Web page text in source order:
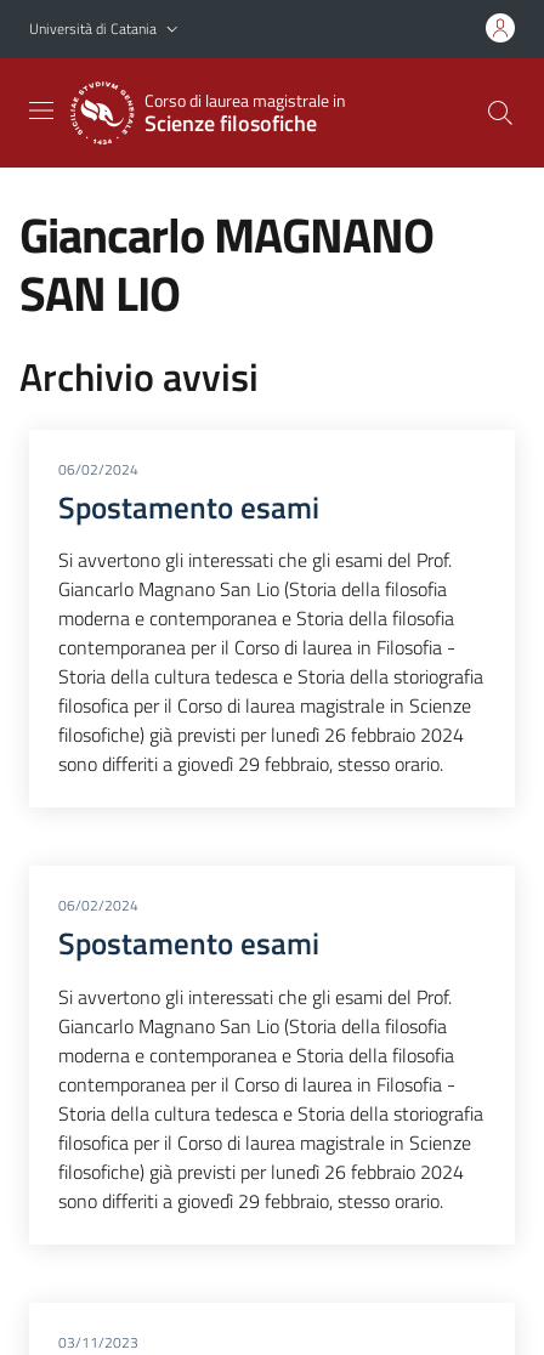
Vai al contenuto principale
Vai al menu di navigazione
Università di Catania
Corso di laurea magistrale in
Scienze filosofiche
Giancarlo MAGNANO
SAN LIO
Archivio avvisi
06/02/2024
Spostamento esami
Si avvertono gli interessati che gli esami del Prof.
Giancarlo Magnano San Lio (Storia della filosofia
moderna e contemporanea e Storia della filosofia
contemporanea per il Corso di laurea in Filosofia -
Storia della cultura tedesca e Storia della storiografia
filosofica per il Corso di laurea magistrale in Scienze
filosofiche) già previsti per lunedì 26 febbraio 2024
sono differiti a giovedì 29 febbraio, stesso orario.
06/02/2024
Spostamento esami
Si avvertono gli interessati che gli esami del Prof.
Giancarlo Magnano San Lio (Storia della filosofia
moderna e contemporanea e Storia della filosofia
contemporanea per il Corso di laurea in Filosofia -
Storia della cultura tedesca e Storia della storiografia
filosofica per il Corso di laurea magistrale in Scienze
filosofiche) già previsti per lunedì 26 febbraio 2024
sono differiti a giovedì 29 febbraio, stesso orario.
03/11/2023